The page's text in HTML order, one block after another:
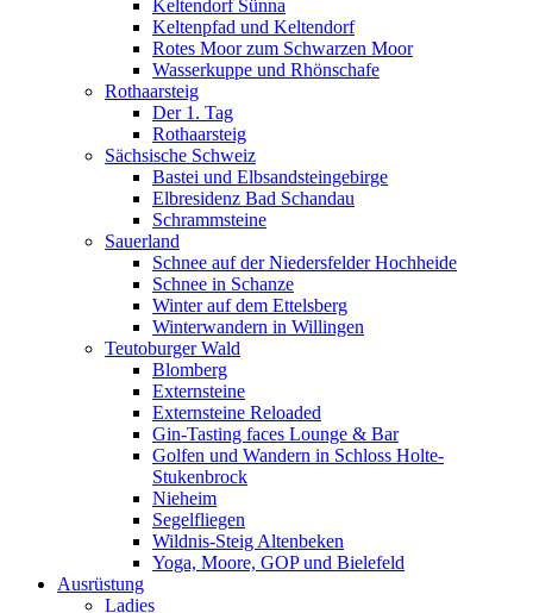
Keltendorf Sünna
Keltenpfad und Keltendorf
Rotes Moor zum Schwarzen Moor
Wasserkuppe und Rhönschafe
Rothaarsteig
Der 1. Tag
Rothaarsteig
Sächsische Schweiz
Bastei und Elbsandsteingebirge
Elbresidenz Bad Schandau
Schrammsteine
Sauerland
Schnee auf der Niedersfelder Hochheide
Schnee in Schanze
Winter auf dem Ettelsberg
Winterwandern in Willingen
Teutoburger Wald
Blomberg
Externsteine
Externsteine Reloaded
Gin-Tasting faces Lounge & Bar
Golfen und Wandern in Schloss Holte-
Stukenbrock
Nieheim
Segelfliegen
Wildnis-Steig Altenbeken
Yoga, Moore, GOP und Bielefeld
Ausrüstung
Ladies